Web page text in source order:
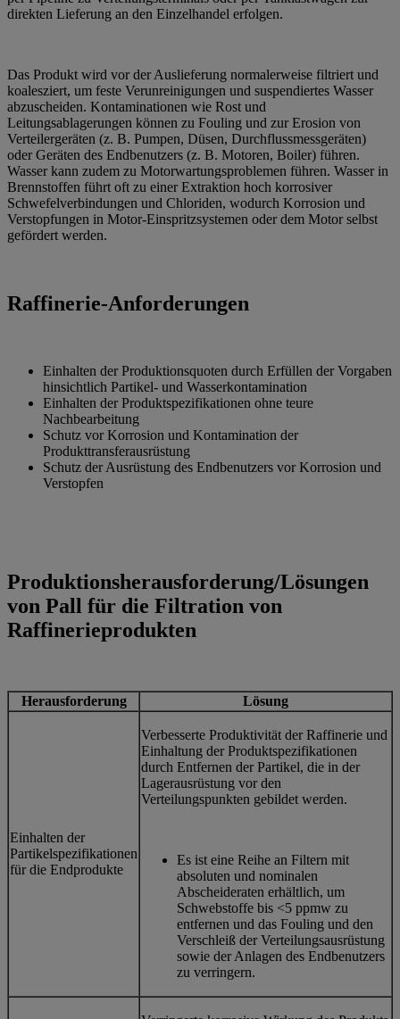
direkten Lieferung an den Einzelhandel erfolgen.
Das Produkt wird vor der Auslieferung normalerweise filtriert und
koalesziert, um feste Verunreinigungen und suspendiertes Wasser
abzuscheiden. Kontaminationen wie Rost und
Leitungsablagerungen können zu Fouling und zur Erosion von
Verteilergeräten (z. B. Pumpen, Düsen, Durchflussmessgeräten)
oder Geräten des Endbenutzers (z. B. Motoren, Boiler) führen.
Wasser kann zudem zu Motorwartungsproblemen führen. Wasser in
Brennstoffen führt oft zu einer Extraktion hoch korrosiver
Schwefelverbindungen und Chloriden, wodurch Korrosion und
Verstopfungen in Motor-Einspritzsystemen oder dem Motor selbst
gefördert werden.
Raffinerie-Anforderungen
Einhalten der Produktionsquoten durch Erfüllen der Vorgaben
hinsichtlich Partikel- und Wasserkontamination
Einhalten der Produktspezifikationen ohne teure
Nachbearbeitung
Schutz vor Korrosion und Kontamination der
Produkttransferausrüstung
Schutz der Ausrüstung des Endbenutzers vor Korrosion und
Verstopfen
Produktionsherausforderung/Lösungen
von Pall für die Filtration von
Raffinerieprodukten
Herausforderung Lösung
Einhalten der
Partikelspezifikationen
für die Endprodukte
Verbesserte Produktivität der Raffinerie und
Einhaltung der Produktspezifikationen
durch Entfernen der Partikel, die in der
Lagerausrüstung vor den
Verteilungspunkten gebildet werden.
Es ist eine Reihe an Filtern mit
absoluten und nominalen
Abscheideraten erhältlich, um
Schwebstoffe bis <5 ppmw zu
entfernen und das Fouling und den
Verschleiß der Verteilungsausrüstung
sowie der Anlagen des Endbenutzers
zu verringern.